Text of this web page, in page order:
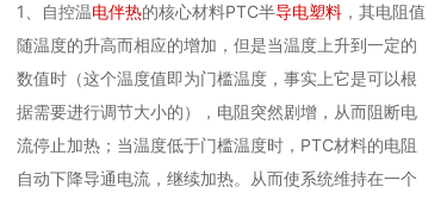
1、自控温电伴热的核心材料PTC半导电塑料 ，其电阻值
随温度的升高而相应的增加，但是当温度上升到一定的
数值时（这个温度值即为门槛温度，事实上它是可以根
据需要进行调节大小的），电阻突然剧增，从而阻断电
流停止加热；当温度低于门槛温度时，PTC材料的电阻
自动下降导通电流，继续加热。从而使系统维持在一个